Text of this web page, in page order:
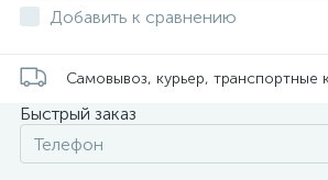
Добавить к сравнению
Самовывоз, курьер, транспортные
Быстрый заказ